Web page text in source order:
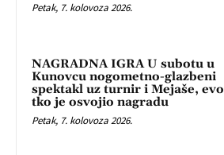
Petak, 7. kolovoza 2026.
NAGRADNA IGRA U subotu u
Kunovcu nogometno-glazbeni
spektakl uz turnir i Mejaše, evo
tko je osvojio nagradu
Petak, 7. kolovoza 2026.